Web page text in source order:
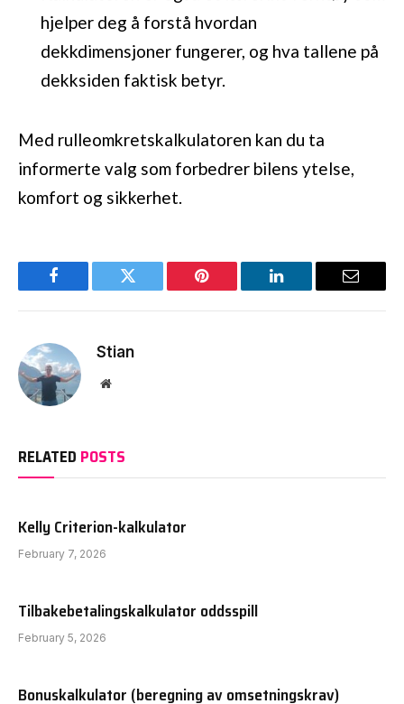
hjelper deg å forstå hvordan
dekkdimensjoner fungerer, og hva tallene på
dekksiden faktisk betyr.
Med rulleomkretskalkulatoren kan du ta
informerte valg som forbedrer bilens ytelse,
komfort og sikkerhet.
Facebook Twitter Pinterest LinkedIn Email
Stian
Website
RELATED POSTS
Kelly Criterion-kalkulator
February 7, 2026
Tilbakebetalingskalkulator oddsspill
February 5, 2026
Bonuskalkulator (beregning av omsetningskrav)